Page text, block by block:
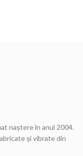
naștere în anul 2004.
și vibrate din